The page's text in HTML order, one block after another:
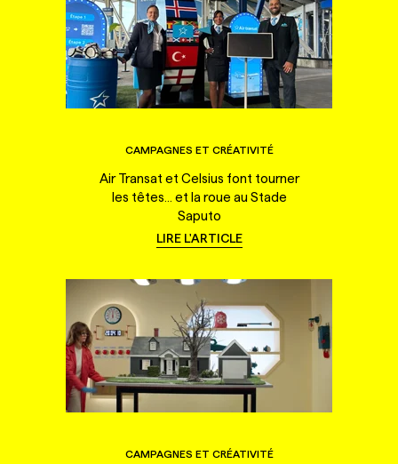
CAMPAGNES ET CRÉATIVITÉ
Air Transat et Celsius font tourner
les têtes... et la roue au Stade
Saputo
LIRE L'ARTICLE
CAMPAGNES ET CRÉATIVITÉ